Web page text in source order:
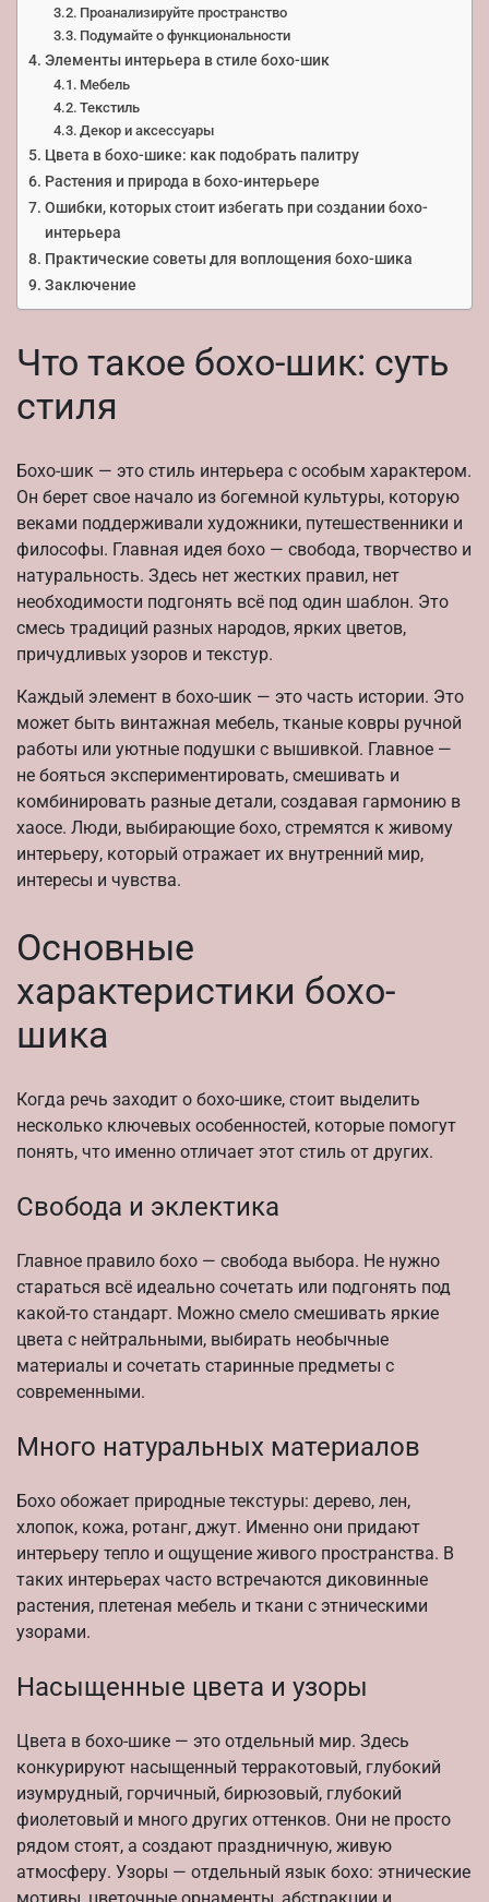
Проанализируйте пространство
Подумайте о функциональности
Элементы интерьера в стиле бохо-шик
Мебель
Текстиль
Декор и аксессуары
Цвета в бохо-шике: как подобрать палитру
Растения и природа в бохо-интерьере
Ошибки, которых стоит избегать при создании бохо-
интерьера
Практические советы для воплощения бохо-шика
Заключение
Что такое бохо-шик: суть
стиля
Бохо-шик — это стиль интерьера с особым характером.
Он берет свое начало из богемной культуры, которую
веками поддерживали художники, путешественники и
философы. Главная идея бохо — свобода, творчество и
натуральность. Здесь нет жестких правил, нет
необходимости подгонять всё под один шаблон. Это
смесь традиций разных народов, ярких цветов,
причудливых узоров и текстур.
Каждый элемент в бохо-шик — это часть истории. Это
может быть винтажная мебель, тканые ковры ручной
работы или уютные подушки с вышивкой. Главное —
не бояться экспериментировать, смешивать и
комбинировать разные детали, создавая гармонию в
хаосе. Люди, выбирающие бохо, стремятся к живому
интерьеру, который отражает их внутренний мир,
интересы и чувства.
Основные
характеристики бохо-
шика
Когда речь заходит о бохо-шике, стоит выделить
несколько ключевых особенностей, которые помогут
понять, что именно отличает этот стиль от других.
Свобода и эклектика
Главное правило бохо — свобода выбора. Не нужно
стараться всё идеально сочетать или подгонять под
какой-то стандарт. Можно смело смешивать яркие
цвета с нейтральными, выбирать необычные
материалы и сочетать старинные предметы с
современными.
Много натуральных материалов
Бохо обожает природные текстуры: дерево, лен,
хлопок, кожа, ротанг, джут. Именно они придают
интерьеру тепло и ощущение живого пространства. В
таких интерьерах часто встречаются диковинные
растения, плетеная мебель и ткани с этническими
узорами.
Насыщенные цвета и узоры
Цвета в бохо-шике — это отдельный мир. Здесь
конкурируют насыщенный терракотовый, глубокий
изумрудный, горчичный, бирюзовый, глубокий
фиолетовый и много других оттенков. Они не просто
рядом стоят, а создают праздничную, живую
атмосферу. Узоры — отдельный язык бохо: этнические